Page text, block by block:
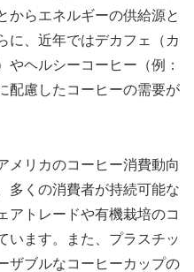
からエネルギーの供給源と
に、近年ではデカフェ（カ
やヘルシーコーヒー（例：
配慮したコーヒーの需要が
メリカのコーヒー消費動向
多くの消費者が持続可能な
アトレードや有機栽培のコ
います。また、プラスチッ
ザブルなコーヒーカップの